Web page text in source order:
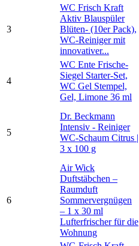
3
WC Frisch Kraft
Aktiv Blauspüler
Blüten- (10er Pack),
WC-Reiniger mit
innovativer...
4
WC Ente Frische-
Siegel Starter-Set,
WC Gel Stempel,
Gel, Limone 36 ml
5
Dr. Beckmann
Intensiv - Reiniger
WC-Schaum Citrus |
3 x 100 g
6
Air Wick
Duftstäbchen –
Raumduft
Sommervergnügen
– 1 x 30 ml
Lufterfrischer für die
Wohnung